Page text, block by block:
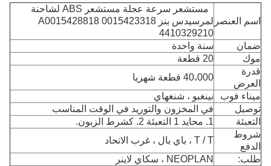
اسم العنصر
مستشعر سرعة عجلة مستشعر ABS لشاحنة
لمرسيدس بنز A0015428818 0015423318
4410329210
ضمان
سنة واحدة
موك
20 قطعة
قدرة
العرض
40،000 قطعة شهريا
ميناء فوب
نينغبو ، شنغهاي
توصيل
في المخزون والتوريد في الوقت المناسب
التعبئة
1. محايد 1 التعبئة 2. كشرط الزبون.
شروط
الدفع
T / T ، باي بال ، غرب الاتحاد
طلب:
NEOPLAN ، سكاي لاينر